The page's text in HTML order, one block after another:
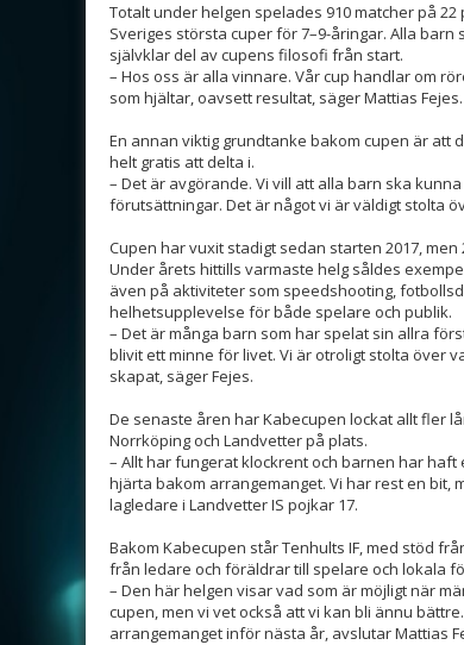
Totalt under helgen spelades 910 matcher på
Sveriges största cuper för 7–9-åringar. Alla
självklar del av cupens filosofi från start.
– Hos oss är alla vinnare. Vår cup handlar om
som hjältar, oavsett resultat, säger Mattias Fejes.
En annan viktig grundtanke bakom cupen är att
helt gratis att delta i.
– Det är avgörande. Vi vill att alla barn ska
förutsättningar. Det är något vi är väldigt stolta
Cupen har vuxit stadigt sedan starten 2017,
Under årets hittills varmaste helg såldes
även på aktiviteter som speedshooting,
helhetsupplevelse för både spelare och publik.
– Det är många barn som har spelat sin allra
blivit ett minne för livet. Vi är otroligt stolta över
skapat, säger Fejes.
De senaste åren har Kabecupen lockat allt fler
Norrköping och Landvetter på plats.
– Allt har fungerat klockrent och barnen har
hjärta bakom arrangemanget. Vi har rest en bit,
lagledare i Landvetter IS pojkar 17.
Bakom Kabecupen står Tenhults IF, med stöd
från ledare och föräldrar till spelare och lokala
– Den här helgen visar vad som är möjligt när
cupen, men vi vet också att vi kan bli ännu
arrangemanget inför nästa år, avslutar Mattias